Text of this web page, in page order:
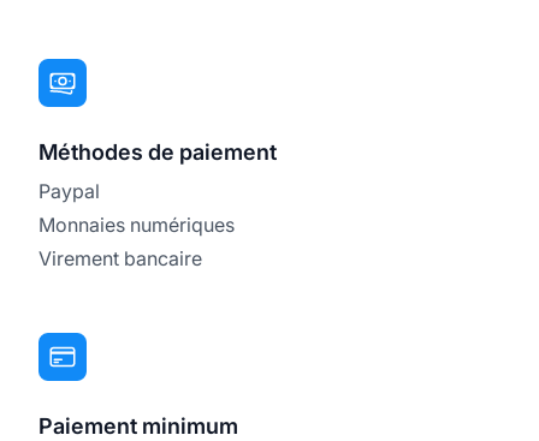
Méthodes de paiement
Paypal
Monnaies numériques
Virement bancaire
Paiement minimum